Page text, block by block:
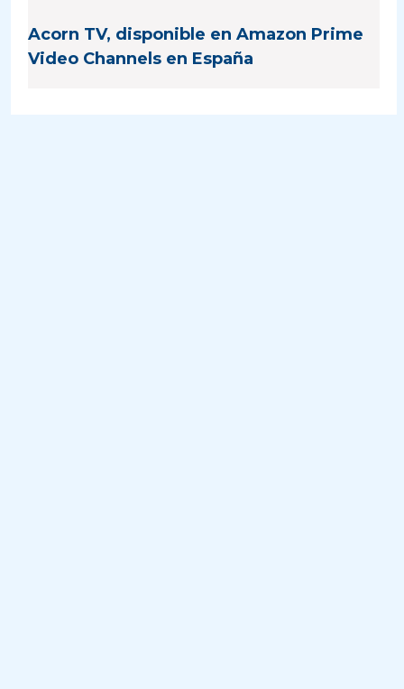
Acorn TV, disponible en Amazon Prime
Video Channels en España